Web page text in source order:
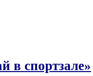
в спортзале»